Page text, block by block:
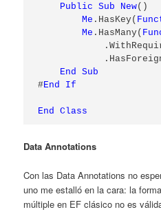
Public
Sub New()
Me .HasKey(
Me .HasMany(
End
Sub
#End If
End Class
Data Annotations
Con las Data Annotations no
uno me estalló en la cara: la
múltiple en EF clásico no es